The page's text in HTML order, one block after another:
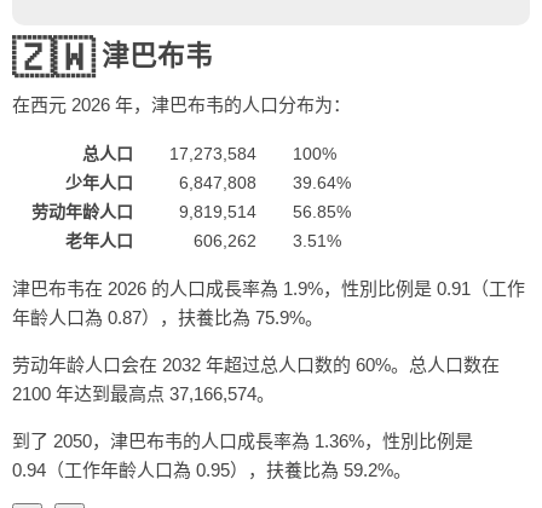
🇿🇼津巴布韦
在西元 2026 年，津巴布韦的人口分布为：
总人口 17,273,584
100%
少年人口
6,847,808
39.64%
劳动年龄人口
9,819,514
56.85%
老年人口
606,262 3.51%
津巴布韦在 2026 的人口成長率為 1.9%，性別比例是 0.91（工作
年齡人口為 0.87），扶養比為 75.9%。
劳动年龄人口会在 2032 年超过总人口数的 60%。总人口数在
2100 年达到最高点 37,166,574。
到了 2050，津巴布韦的人口成長率為 1.36%，性別比例是
0.94（工作年齡人口為 0.95），扶養比為 59.2%。